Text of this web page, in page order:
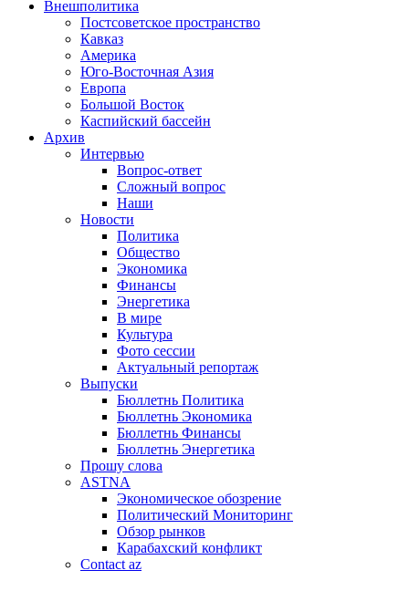
Внешполитика
Постсоветское пространство
Кавказ
Америка
Юго-Восточная Азия
Европа
Большой Восток
Каспийский бассейн
Архив
Интервью
Вопрос-ответ
Сложный вопрос
Наши
Новости
Политика
Общество
Экономика
Финансы
Энергетика
В мире
Культура
Фото сессии
Актуальный репортаж
Выпуски
Бюллетнь Политика
Бюллетнь Экономика
Бюллетнь Финансы
Бюллетнь Энергетика
Прошу слова
ASTNA
Экономическое обозрение
Политический Мониторинг
Обзор рынков
Карабахский конфликт
Contact az